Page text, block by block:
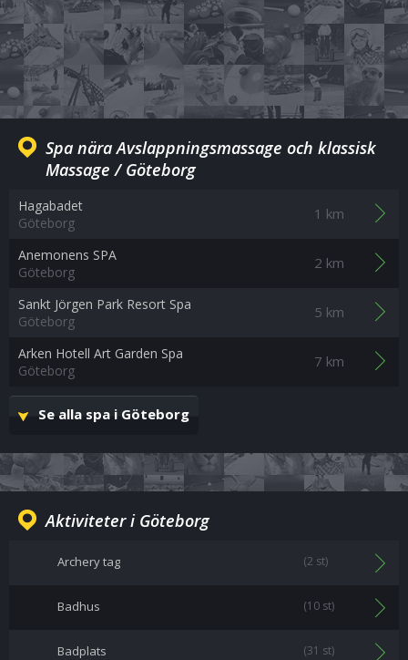
Spa nära Avslappningsmassage och klassisk
Massage / Göteborg
Hagabadet
Göteborg
1 km
Anemonens SPA
Göteborg
2 km
Sankt Jörgen Park Resort Spa
Göteborg
5 km
Arken Hotell Art Garden Spa
Göteborg
7 km
Se alla spa i Göteborg
Aktiviteter i Göteborg
Archery tag (2 st)
Badhus (10 st)
Badplats (31 st)